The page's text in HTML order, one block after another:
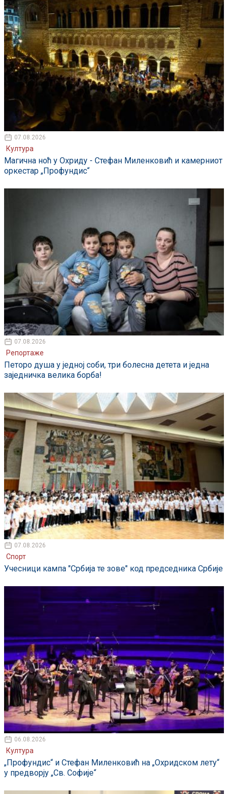
07.08.2026
Култура
Магична ноћ у Охриду - Стефан Миленковић и камерниот
оркестар „Профундис“
07.08.2026
Репортаже
Петоро душа у једној соби, три болесна детета и једна
заједничка велика борба!
07.08.2026
Спорт
Учесници кампа "Србија те зове" код председника Србије
06.08.2026
Култура
„Профундис“ и Стефан Миленковић на „Охридском лету“
у предворју „Св. Софије“